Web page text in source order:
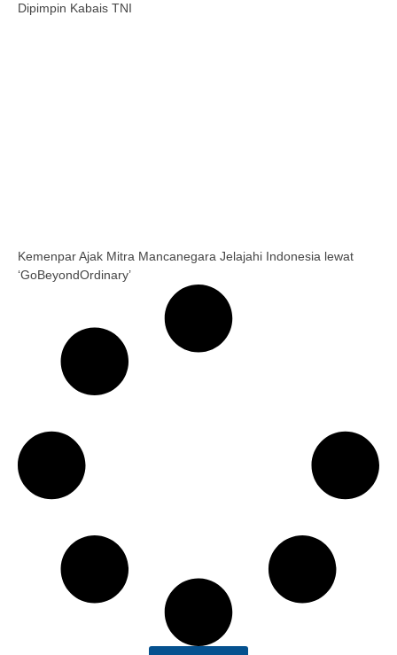
Dipimpin Kabais TNI
Kemenpar Ajak Mitra Mancanegara Jelajahi Indonesia lewat
‘GoBeyondOrdinary’